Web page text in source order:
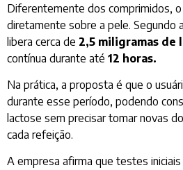
Diferentemente dos comprimidos,
diretamente sobre a pele. Segundo
libera cerca de 2,5 miligramas de
contínua durante até 12 horas.
Na prática, a proposta é que o
durante esse período, podendo
lactose sem precisar tomar novas
cada refeição.
A empresa afirma que testes